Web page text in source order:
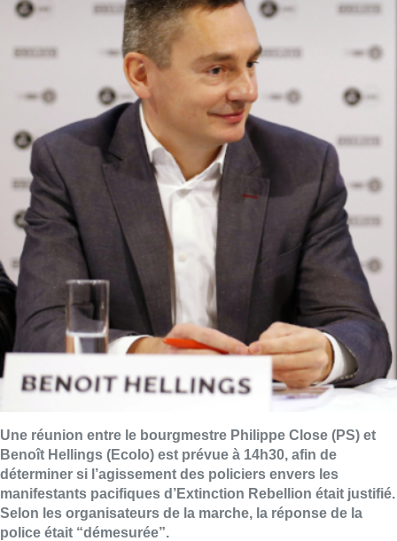
Une réunion entre le bourgmestre Philippe Close (PS) et
Benoît Hellings (Ecolo) est prévue à 14h30, afin de
déterminer si l’agissement des policiers envers les
manifestants pacifiques d’Extinction Rebellion était justifié.
Selon les organisateurs de la marche, la réponse de la
police était “démesurée”.